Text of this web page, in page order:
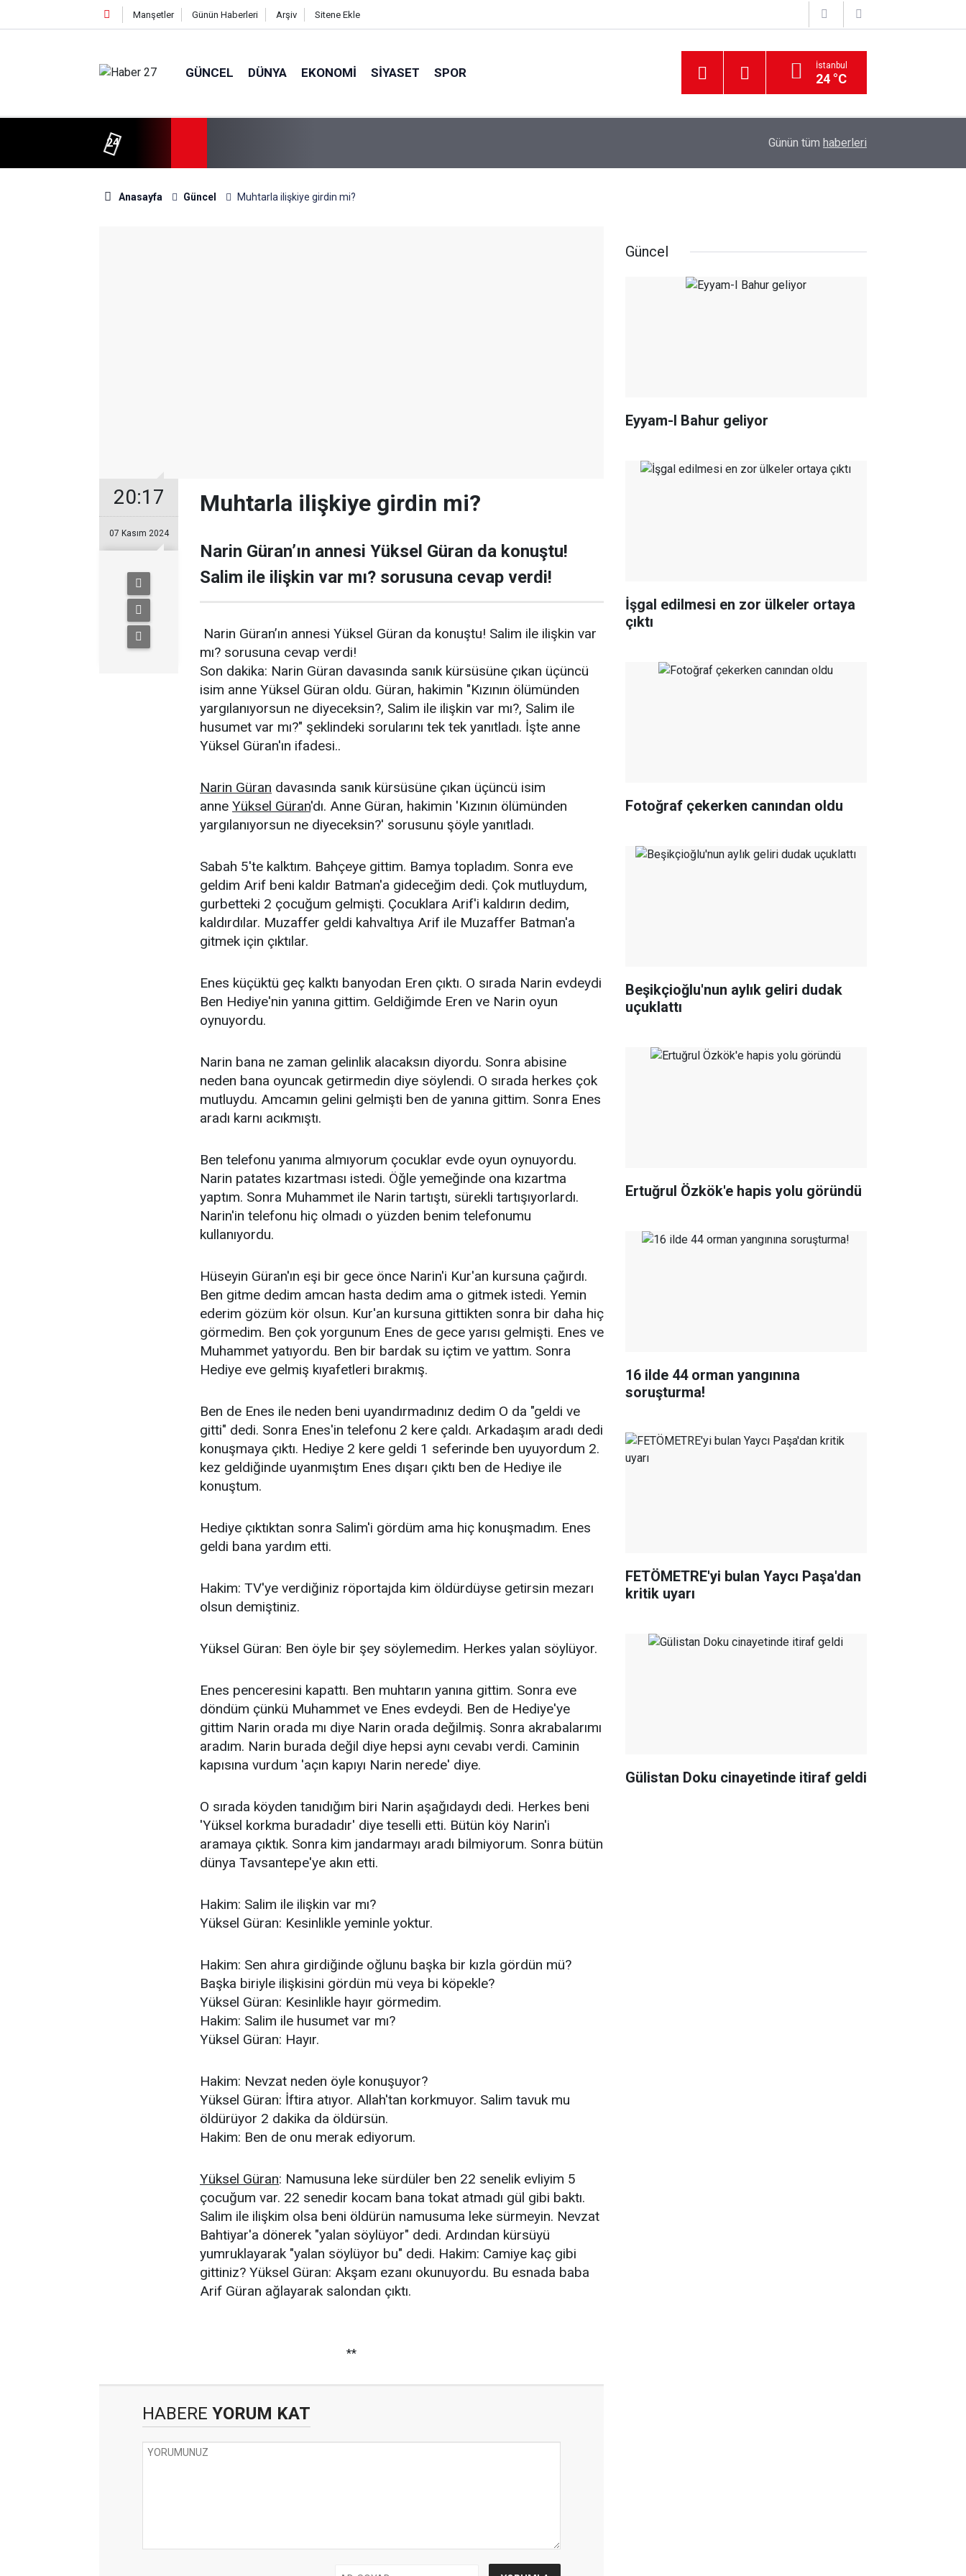
Manşetler Günün Haberleri Arşiv Sitene Ekle
GÜNCEL DÜNYA EKONOMI SIYASET SPOR İstanbul
24 °C
24 Günün tüm haberleri
Anasayfa Güncel Muhtarla ilişkiye girdin mi?
20:17
07 Kasım 2024
Muhtarla ilişkiye girdin mi?
Narin Güran’ın annesi Yüksel Güran da konuştu!
Salim ile ilişkin var mı? sorusuna cevap verdi!
Narin Güran’ın annesi Yüksel Güran da konuştu! Salim ile ilişkin var
mı? sorusuna cevap verdi!
Son dakika: Narin Güran davasında sanık kürsüsüne çıkan üçüncü
isim anne Yüksel Güran oldu. Güran, hakimin "Kızının ölümünden
yargılanıyorsun ne diyeceksin?, Salim ile ilişkin var mı?, Salim ile
husumet var mı?" şeklindeki sorularını tek tek yanıtladı. İşte anne
Yüksel Güran'ın ifadesi..
Narin Güran davasında sanık kürsüsüne çıkan üçüncü isim
anne Yüksel Güran'dı. Anne Güran, hakimin 'Kızının ölümünden
yargılanıyorsun ne diyeceksin?' sorusunu şöyle yanıtladı.
Sabah 5'te kalktım. Bahçeye gittim. Bamya topladım. Sonra eve
geldim Arif beni kaldır Batman'a gideceğim dedi. Çok mutluydum,
gurbetteki 2 çocuğum gelmişti. Çocuklara Arif'i kaldırın dedim,
kaldırdılar. Muzaffer geldi kahvaltıya Arif ile Muzaffer Batman'a
gitmek için çıktılar.
Enes küçüktü geç kalktı banyodan Eren çıktı. O sırada Narin evdeydi
Ben Hediye'nin yanına gittim. Geldiğimde Eren ve Narin oyun
oynuyordu.
Narin bana ne zaman gelinlik alacaksın diyordu. Sonra abisine
neden bana oyuncak getirmedin diye söylendi. O sırada herkes çok
mutluydu. Amcamın gelini gelmişti ben de yanına gittim. Sonra Enes
aradı karnı acıkmıştı.
Ben telefonu yanıma almıyorum çocuklar evde oyun oynuyordu.
Narin patates kızartması istedi. Öğle yemeğinde ona kızartma
yaptım. Sonra Muhammet ile Narin tartıştı, sürekli tartışıyorlardı.
Narin'in telefonu hiç olmadı o yüzden benim telefonumu
kullanıyordu.
Hüseyin Güran'ın eşi bir gece önce Narin'i Kur'an kursuna çağırdı.
Ben gitme dedim amcan hasta dedim ama o gitmek istedi. Yemin
ederim gözüm kör olsun. Kur'an kursuna gittikten sonra bir daha hiç
görmedim. Ben çok yorgunum Enes de gece yarısı gelmişti. Enes ve
Muhammet yatıyordu. Ben bir bardak su içtim ve yattım. Sonra
Hediye eve gelmiş kıyafetleri bırakmış.
Ben de Enes ile neden beni uyandırmadınız dedim O da "geldi ve
gitti" dedi. Sonra Enes'in telefonu 2 kere çaldı. Arkadaşım aradı dedi
konuşmaya çıktı. Hediye 2 kere geldi 1 seferinde ben uyuyordum 2.
kez geldiğinde uyanmıştım Enes dışarı çıktı ben de Hediye ile
konuştum.
Hediye çıktıktan sonra Salim'i gördüm ama hiç konuşmadım. Enes
geldi bana yardım etti.
Hakim: TV'ye verdiğiniz röportajda kim öldürdüyse getirsin mezarı
olsun demiştiniz.
Yüksel Güran: Ben öyle bir şey söylemedim. Herkes yalan söylüyor.
Enes penceresini kapattı. Ben muhtarın yanına gittim. Sonra eve
döndüm çünkü Muhammet ve Enes evdeydi. Ben de Hediye'ye
gittim Narin orada mı diye Narin orada değilmiş. Sonra akrabalarımı
aradım. Narin burada değil diye hepsi aynı cevabı verdi. Caminin
kapısına vurdum 'açın kapıyı Narin nerede' diye.
O sırada köyden tanıdığım biri Narin aşağıdaydı dedi. Herkes beni
'Yüksel korkma buradadır' diye teselli etti. Bütün köy Narin'i
aramaya çıktık. Sonra kim jandarmayı aradı bilmiyorum. Sonra bütün
dünya Tavsantepe'ye akın etti.
Hakim: Salim ile ilişkin var mı?
Yüksel Güran: Kesinlikle yeminle yoktur.
Hakim: Sen ahıra girdiğinde oğlunu başka bir kızla gördün mü?
Başka biriyle ilişkisini gördün mü veya bi köpekle?
Yüksel Güran: Kesinlikle hayır görmedim.
Hakim: Salim ile husumet var mı?
Yüksel Güran: Hayır.
Hakim: Nevzat neden öyle konuşuyor?
Yüksel Güran: İftira atıyor. Allah'tan korkmuyor. Salim tavuk mu
öldürüyor 2 dakika da öldürsün.
Hakim: Ben de onu merak ediyorum.
Yüksel Güran: Namusuna leke sürdüler ben 22 senelik evliyim 5
çocuğum var. 22 senedir kocam bana tokat atmadı gül gibi baktı.
Salim ile ilişkim olsa beni öldürün namusuma leke sürmeyin. Nevzat
Bahtiyar'a dönerek "yalan söylüyor" dedi. Ardından kürsüyü
yumruklayarak "yalan söylüyor bu" dedi. Hakim: Camiye kaç gibi
gittiniz? Yüksel Güran: Akşam ezanı okunuyordu. Bu esnada baba
Arif Güran ağlayarak salondan çıktı.
**
HABERE YORUM KAT
Güncel
Eyyam-I Bahur geliyor
İşgal edilmesi en zor ülkeler ortaya
çıktı
Fotoğraf çekerken canından oldu
Beşikçioğlu'nun aylık geliri dudak
uçuklattı
Ertuğrul Özkök'e hapis yolu göründü
16 ilde 44 orman yangınına
soruşturma!
FETÖMETRE'yi bulan Yaycı Paşa'dan
kritik uyarı
Gülistan Doku cinayetinde itiraf geldi